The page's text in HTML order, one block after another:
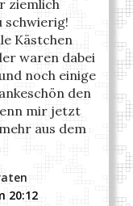
ziemlich
schwierig!
Kästchen
waren dabei
noch einige
den
mir jetzt
aus dem
20:12